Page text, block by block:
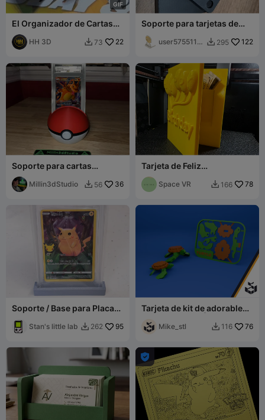
GIF
El Organizador de Cartas
(para protectores rígidos y
fundas)
HH 3D  73 22
Soporte para tarjetas de
user5755112
 295 122
Soporte para cartas
graduadas Pokeball de
Pokémon PSA
Millin3dStudio  56 36
Tarjeta de Feliz
Cumpleaños
Space VR  166 78
Soporte / Base para Placas
Stan's little lab  262 95
Tarjeta de kit de adorable
CFS, dos tamaños
Mike_stl  116 76
